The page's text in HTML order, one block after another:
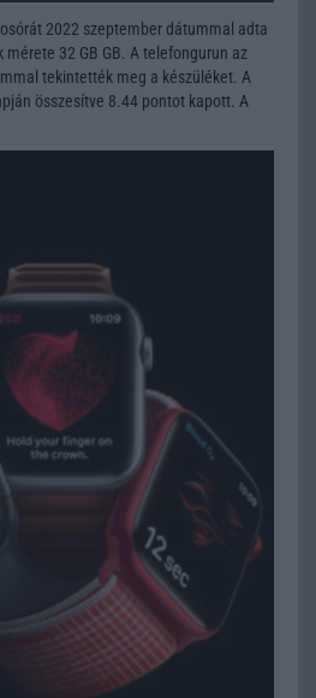
2022 szeptember dátummal adta
32 GB GB. A telefongurun az
tekintették meg a készüléket. A
összesítve 8.44 pontot kapott. A